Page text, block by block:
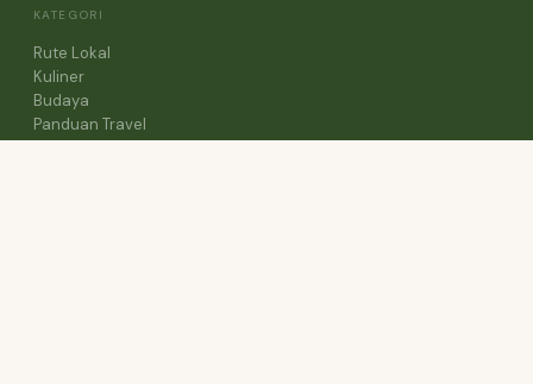
KATEGORI
Rute Lokal
Kuliner
Budaya
Panduan Travel